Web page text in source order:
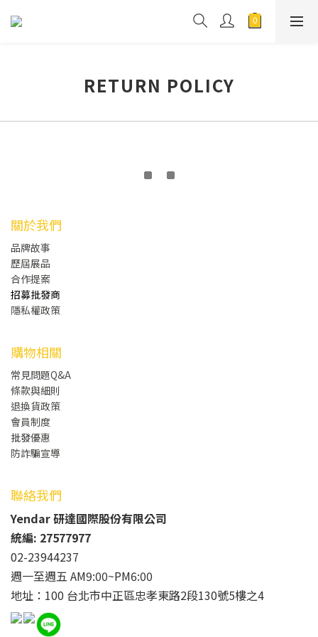
RETURN POLICY
關於我們
品牌故事
歷屆展品
合作提案
招募批發商
隱私權政策
購物相關
常見問題Q&A
條款與細則
退換貨政策
會員制度
批發優惠
防詐騙宣導
聯絡我們
Yendar 研達國際股份有限公司
統編: 27577977
02-23944237
週一至週五 AM9:00~PM6:00
地址：100 台北市中正區忠孝東路2段130號5樓之4